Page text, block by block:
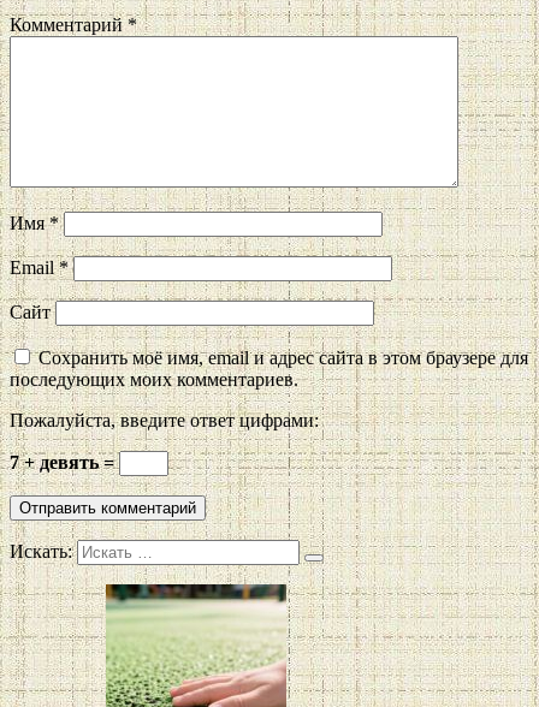
Комментарий*
Имя*
Email*
Сайт
Сохранить моё имя, email и адрес сайта в этом браузере для
последующих моих комментариев.
Пожалуйста, введите ответ цифрами:
7 + девять =
Искать: